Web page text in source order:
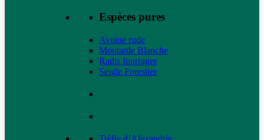
Espèces pures
Avoine rude
Moutarde Blanche
Radis fourrager
Seigle Forestier